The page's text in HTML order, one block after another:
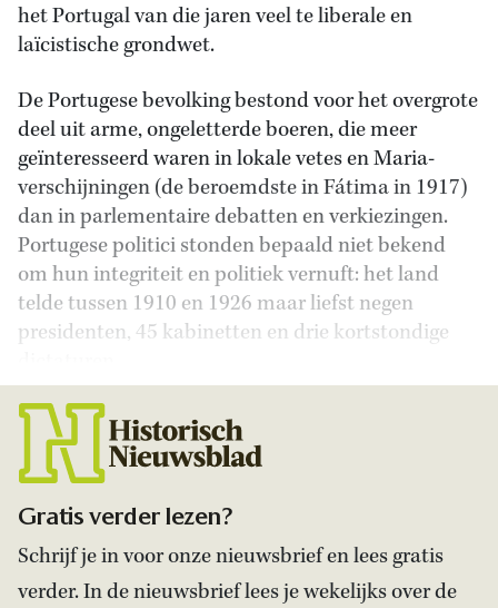
het Portugal van die jaren veel te liberale en
laïcistische grondwet.
De Portugese bevolking bestond voor het overgrote
deel uit arme, ongeletterde boeren, die meer
geïnteresseerd waren in lokale vetes en Maria-
verschijningen (de beroemdste in Fátima in 1917)
dan in parlementaire debatten en verkiezingen.
Portugese politici stonden bepaald niet bekend
om hun integriteit en politiek vernuft: het land
telde tussen 1910 en 1926 maar liefst negen
presidenten, 45 kabinetten en drie kortstondige
Gratis verder lezen?
Schrijf je in voor onze nieuwsbrief en lees gratis
verder. In de nieuwsbrief lees je wekelijks over de